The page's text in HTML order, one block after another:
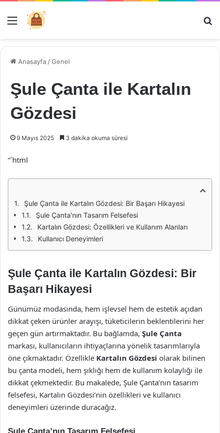
Menü
Anasayfa /Genel
Şule Çanta ile Kartalın
Gözdesi
9 Mayıs 2025 3 dakika okuma süresi
“`html
Şule Çanta ile Kartalın Gözdesi: Bir Başarı Hikayesi
Şule Çanta'nın Tasarım Felsefesi
Kartalın Gözdesi: Özellikleri ve Kullanım Alanları
Kullanıcı Deneyimleri
Şule Çanta ile Kartalın Gözdesi: Bir
Başarı Hikayesi
Günümüz modasında, hem işlevsel hem de estetik açıdan
dikkat çeken ürünler arayışı, tüketicilerin beklentilerini her
geçen gün artırmaktadır. Bu bağlamda, Şule Çanta
markası, kullanıcıların ihtiyaçlarına yönelik tasarımlarıyla
öne çıkmaktadır. Özellikle Kartalın Gözdesi olarak bilinen
bu çanta modeli, hem şıklığı hem de kullanım kolaylığı ile
dikkat çekmektedir. Bu makalede, Şule Çanta’nın tasarım
felsefesi, Kartalın Gözdesi’nin özellikleri ve kullanıcı
deneyimleri üzerinde duracağız.
Şule Çanta’nın Tasarım Felsefesi